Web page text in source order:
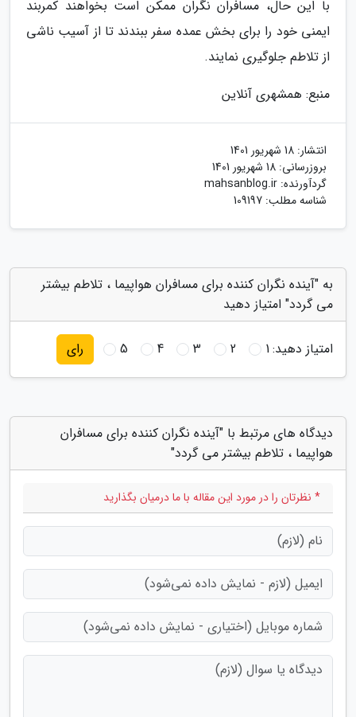
با این حال، مسافران نگران ممکن است بخواهند کمربند
ایمنی خود را برای بخش عمده سفر ببندند تا از آسیب ناشی
از تلاطم جلوگیری نمایند.
منبع: همشهری آنلاین
انتشار: 18 شهریور 1401
بروزرسانی: 18 شهریور 1401
گردآورنده: mahsanblog.ir
شناسه مطلب: 109197
به "آینده نگران کننده برای مسافران هواپیما ، تلاطم بیشتر
می گردد" امتیاز دهید
امتیاز دهید:1
2
3
4
5 رای
دیدگاه های مرتبط با "آینده نگران کننده برای مسافران
هواپیما ، تلاطم بیشتر می گردد"
* نظرتان را در مورد این مقاله با ما درمیان بگذارید